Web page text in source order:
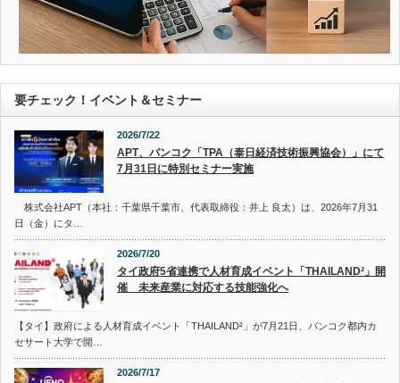
要チェック！イベント＆セミナー
2026/7/22
APT、バンコク「TPA（泰日経済技術振興協会）」にて
7月31日に特別セミナー実施
株式会社APT（本社：千葉県千葉市、代表取締役：井上 良太）は、2026年7月31
日（金）にタ…
2026/7/20
タイ政府5省連携で人材育成イベント「THAILAND²」開
催 未来産業に対応する技能強化へ
【タイ】政府による人材育成イベント「THAILAND²」が7月21日、バンコク都内カ
セサート大学で開…
2026/7/17